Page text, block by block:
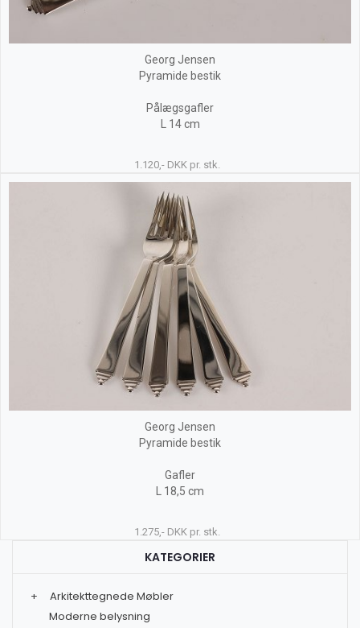
Georg Jensen
Pyramide bestik
Pålægsgafler
L 14 cm
1.120,- DKK pr. stk.
Georg Jensen
Pyramide bestik
Gafler
L 18,5 cm
1.275,- DKK pr. stk.
KATEGORIER
+
Arkitekttegnede Møbler
Moderne belysning